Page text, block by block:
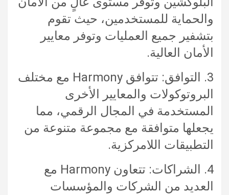
والحماية للمستخدمين، حيث تقوم
بتشفير جميع العمليات وتوفر معايير
الأمان العالية.
3. التوافق: تتوافق Harmony مع مختلف
البروتوكولات والمعايير الأخرى
المستخدمة في المجال الرقمي، مما
يجعلها متوافقة مع مجموعة متنوعة من
التطبيقات اللامركزية.
4. الشراكات: تتعاون Harmony مع
العديد من الشركات والمؤسسات